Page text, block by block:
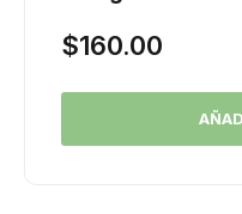
$160.00